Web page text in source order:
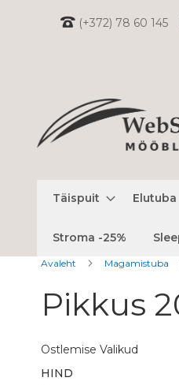
(+372) 78 60 145
Täispuit Elutuba
Stroma -25%
Avaleht Magamistuba
Pikkus
Ostlemise Valikud
HIND